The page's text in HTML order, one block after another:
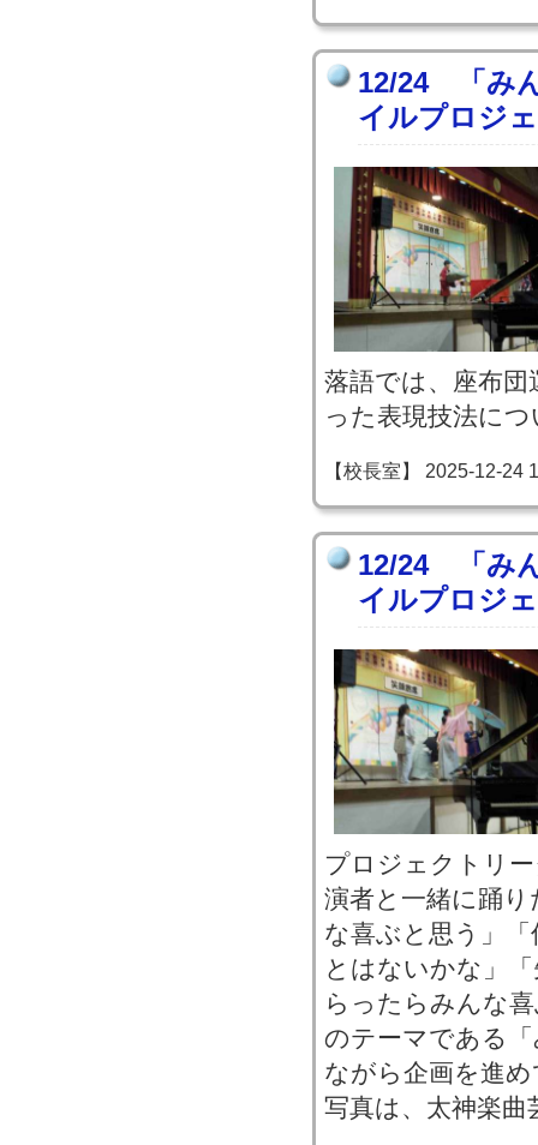
12/24 「み
イルプロジ
落語では、座布
った表現技法に
【校長室】 2025-12-24
12/24 「み
イルプロジ
プロジェクトリ
演者と一緒に踊
な喜ぶと思う」
とはないかな」
らったらみんな
のテーマである
ながら企画を進
写真は、太神楽